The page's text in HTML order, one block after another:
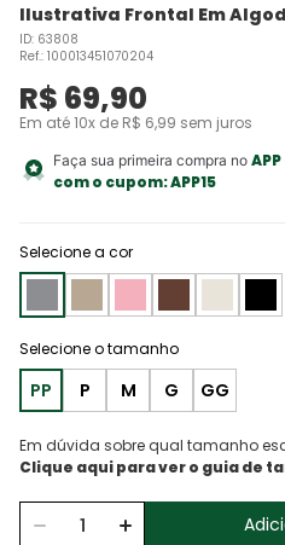
Ilustrativa Frontal Em
ID: 63808
Ref.: 100013451070204
R$ 69,90
Em até10x de R$ 6,99 sem juros
Faça sua primeira compra no APP
com o cupom:APP15
Selecione a cor
PP P M G GG
Em dúvida sobre qual tamanho